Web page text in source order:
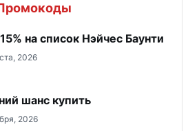
на список Нэйчес Баунти
2026
шанс купить
2026